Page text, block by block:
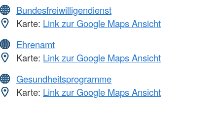
Bundesfreiwilligendienst
Karte: Link zur Google Maps Ansicht
Ehrenamt
Karte: Link zur Google Maps Ansicht
Gesundheitsprogramme
Karte: Link zur Google Maps Ansicht